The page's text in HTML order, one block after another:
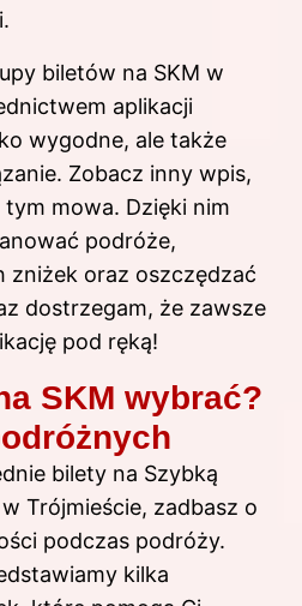
biletów na SKM w
aplikacji
wygodne, ale także
Zobacz inny wpis,
mowa. Dzięki nim
podróże,
zniżek oraz oszczędzać
dostrzegam, że zawsze
pod ręką!
SKM wybrać?
bilety na Szybką
Trójmieście, zadbasz o
podczas podróży.
kilka